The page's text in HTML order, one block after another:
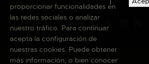
proporcionar funcionalidades en
las redes sociales o analizar
nuestro tráfico. Para continuar
acepta la configuración de
nuestras cookies. Puede obtener
más información, o bien conocer